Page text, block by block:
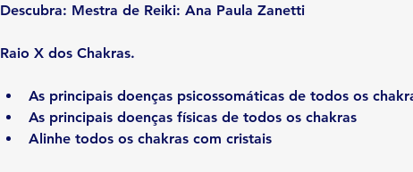
Descubra: Mestra de Reiki: Ana Paula Zanetti
Raio X dos Chakras.
As principais doenças psicossomáticas de todos os
As principais doenças físicas de todos os chakras
Alinhe todos os chakras com cristais